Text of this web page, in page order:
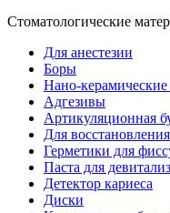
Стоматологические
Для анестезии
Боры
Нано-
Адгезивы
Артикуляционная
Для
Герметики для
Паста для
Детектор кариеса
Диски